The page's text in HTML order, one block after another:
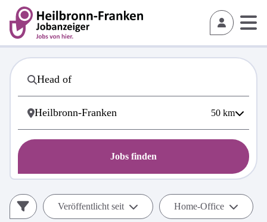
50 km
Jobs finden
Veröffentlicht seit Home-Office